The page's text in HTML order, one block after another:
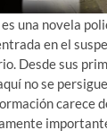
una novela
en el
Desde sus
no se
carece